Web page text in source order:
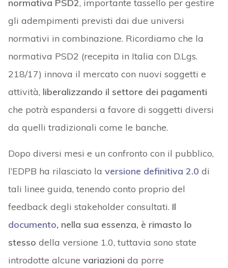
normativa PSD2, importante tassello per gestire
gli adempimenti previsti dai due universi
normativi in combinazione. Ricordiamo che la
normativa PSD2 (recepita in Italia con D.Lgs.
218/17) innova il mercato con nuovi soggetti e
attività, liberalizzando il settore dei pagamenti
che potrà espandersi a favore di soggetti diversi
da quelli tradizionali come le banche.
Dopo diversi mesi e un confronto con il pubblico,
l’EDPB ha rilasciato la versione definitiva 2.0 di
tali linee guida, tenendo conto proprio del
feedback degli stakeholder consultati. Il
documento, nella sua essenza, è rimasto lo
stesso della versione 1.0, tuttavia sono state
introdotte alcune variazioni da porre